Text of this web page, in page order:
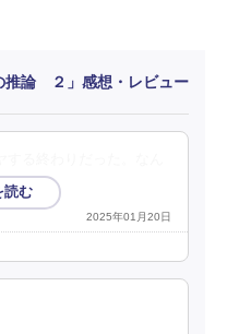
推論 ２」感想・レビュー
2025年01月20日